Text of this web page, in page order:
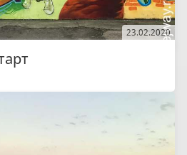
23.02.2020